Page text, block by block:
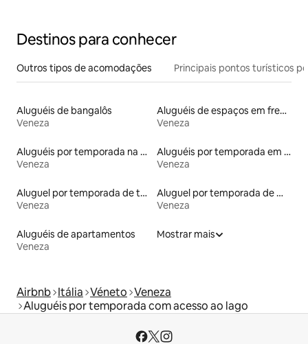
Destinos para conhecer
Outros tipos de acomodações Principais pontos turísticos
Aluguéis de bangalôs
Veneza
Aluguéis de espaços em frente à praia
Veneza
Aluguéis por temporada na orla
Veneza
Aluguéis por temporada em albergue
Veneza
Aluguel por temporada de tendas
Veneza
Aluguel por temporada de microcasas
Veneza
Aluguéis de apartamentos
Veneza
Mostrar mais
Airbnb Itália Véneto Veneza
Aluguéis por temporada com acesso ao lago